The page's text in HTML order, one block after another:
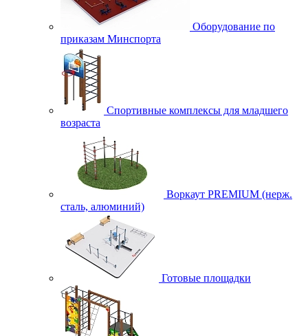
Оборудование по
приказам Минспорта
Спортивные комплексы для младшего
возраста
Воркаут PREMIUM (нерж.
сталь, алюминий)
Готовые площадки